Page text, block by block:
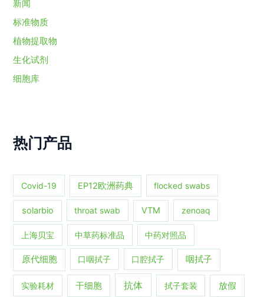
新闻
标准物质
植物提取物
生化试剂
细胞库
热门产品
Covid-19 EP12欧洲药典 flocked swabs
solarbio throat swab VTM zenoaq
上海贝宝 中草药标准品 中药对照品
原代细胞 口咽拭子 口腔拭子 咽拭子
实验耗材 干细胞 抗体 拭子套装 放假